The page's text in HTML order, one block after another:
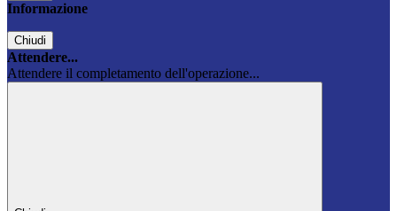
Informazione
Chiudi
Attendere...
Attendere il completamento dell'operazione...